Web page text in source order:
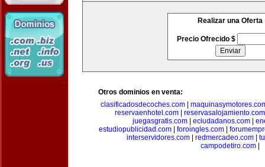
Realizar una Oferta
Precio Ofrecido $
Otros dominios en venta:
clasificadosdecoches.com
reservaenhotel.com| reservasalojamiento.com
juegasgratis.com
eciudadanos.com
estudiopublicidad.com| foroingles.com|
interservidores.com
redmercadeo.com
campodetiro.com